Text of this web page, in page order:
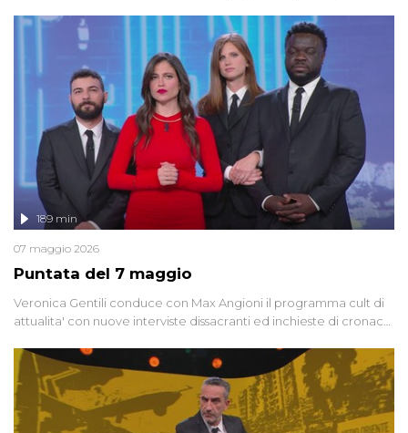
racconta l'universo delle narrazioni alternative, dei sospetti
globali e del complottismo che negli ultimi anni hanno invaso
social network, talk show, piazze digitali e immaginario collettivo.
Puntata del 7 maggio
189 min
07 maggio 2026
Veronica Gentili conduce con Max Angioni il programma cult di
attualita' con nuove interviste dissacranti ed inchieste di cronaca